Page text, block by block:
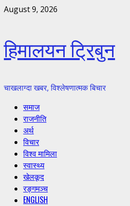
Skip
August 9, 2026
हिमालयन ट्रिबुन
चाखलाग्दा खबर, विश्लेषणात्मक बिचार
Primary
Menu
समाज
राजनीति
अर्थ
विचार
विश्व मामिला
स्वास्थ्य
खेलकूद
रङ्गमञ्च
ENGLISH